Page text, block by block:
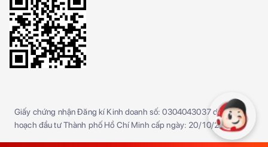
Giấy chứng nhận Đăng kí Kinh doanh số: 0304043037 do Sở kế
hoạch đầu tư Thành phố Hồ Chí Minh cấp ngày: 20/10/2005